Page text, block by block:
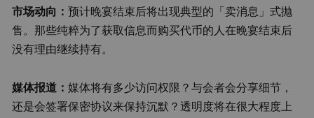
市场动向：预计晚宴结束后将出现典型的「卖消息」式抛
售。那些纯粹为了获取信息而购买代币的人在晚宴结束后
没有理由继续持有。
媒体报道：媒体将有多少访问权限？与会者会分享细节，
还是会签署保密协议来保持沉默？透明度将在很大程度上